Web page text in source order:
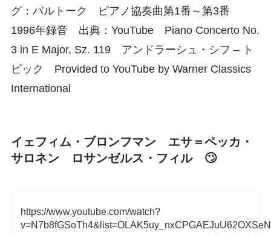
グ：バルトーク ピアノ協奏曲第1番～第3番
1996年録音 出典：YouTube Piano Concerto No.
3 in E Major, Sz. 119 アンドラーシュ・シフ – ト
ピック Provided to YouTube by Warner Classics
International
イェフィム・ブロンフマン エサ＝ペッカ・
サロネン ロサンゼルス・フィル 🙄
https://www.youtube.com/watch?